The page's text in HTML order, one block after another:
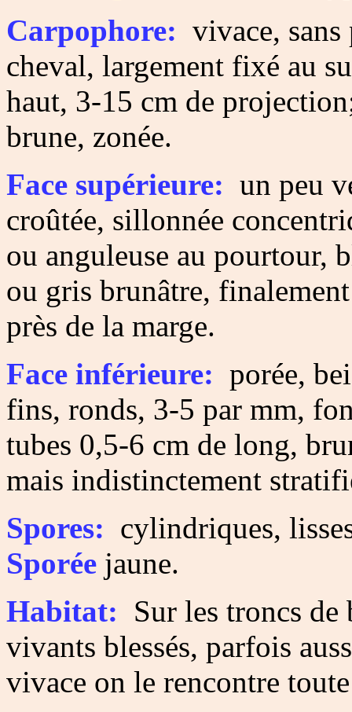
Carpophore: vivace,
cheval, largement fixé au
haut, 3-15 cm de
brune, zonée.
Face supérieure: un peu
croûtée, sillonnée
ou anguleuse au pourtour,
ou gris brunâtre,
près de la marge.
Face inférieure: porée,
fins, ronds, 3-5 par mm,
tubes 0,5-6 cm de long,
mais indistinctement
Spores: cylindriques,
Sporée jaune.
Habitat: Sur les troncs de
vivants blessés, parfois
vivace on le rencontre